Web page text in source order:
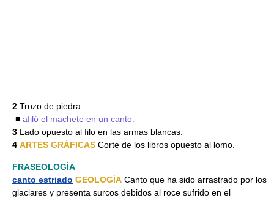
2 Trozo de piedra:
■ afiló el machete en un canto.
3 Lado opuesto al filo en las armas blancas.
4 ARTES GRÁFICAS Corte de los libros opuesto al lomo.
FRASEOLOGÍA
canto estriado GEOLOGÍA Canto que ha sido arrastrado por los
glaciares y presenta surcos debidos al roce sufrido en el